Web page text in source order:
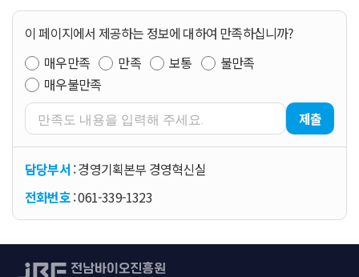
이 페이지에서 제공하는 정보에 대하여 만족하십니까?
매우만족
만족 보통
불만족
매우불만족
제출
담당부서: 경영기획본부 경영혁신실
전화번호: 061-339-1323